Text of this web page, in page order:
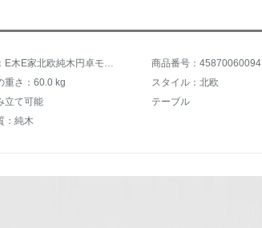
商品名称：E木E家北欧純木円卓モダシングルスレストラン家具1.30 Mテーブル四つの椅子 商品番号：45870060094
重さ：60.0 kg
スタイル：北欧
立て可能
テーブル
：純木